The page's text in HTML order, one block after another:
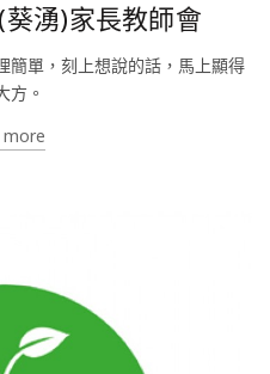
湧)家長教師會
簡單，刻上想說的話，馬上顯得
方。
more